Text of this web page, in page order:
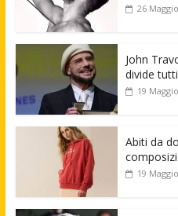
26
John
divide tutti
19
Abiti da
19